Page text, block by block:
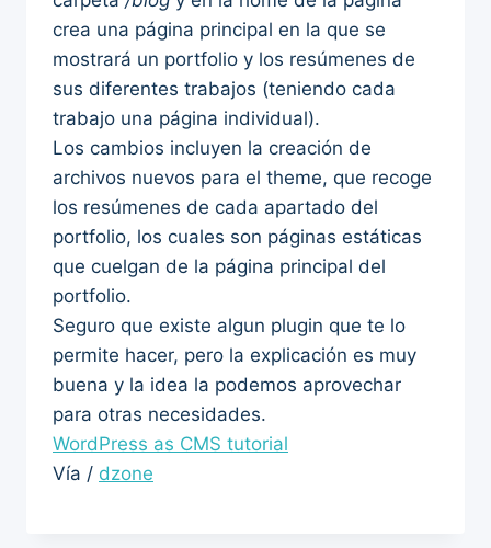
crea una página principal en la que se
mostrará un portfolio y los resúmenes de
sus diferentes trabajos (teniendo cada
trabajo una página individual).
Los cambios incluyen la creación de
archivos nuevos para el theme, que recoge
los resúmenes de cada apartado del
portfolio, los cuales son páginas estáticas
que cuelgan de la página principal del
portfolio.
Seguro que existe algun plugin que te lo
permite hacer, pero la explicación es muy
buena y la idea la podemos aprovechar
para otras necesidades.
WordPress as CMS tutorial
Vía / dzone